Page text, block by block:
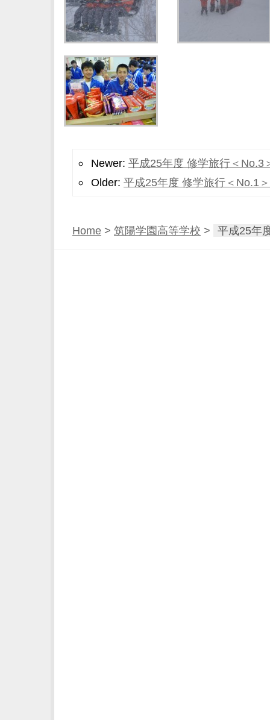
Newer: 平成25年度 修学旅行＜No.3
Older: 平成25年度 修学旅行＜No.1＞
Home > 筑陽学園高等学校 > 平成25年